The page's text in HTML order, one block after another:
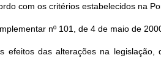
com os critérios estabelecidos na
nº 101, de 4 de maio de
efeitos das alterações na